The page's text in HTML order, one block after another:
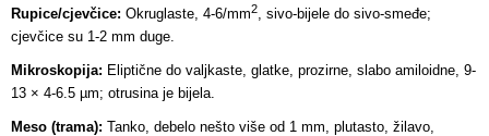
Rupice/cjevčice: Okruglaste, 4-6/mm2, sivo-bijele do sivo-smeđe;
cjevčice su 1-2 mm duge.
Mikroskopija: Eliptične do valjkaste, glatke, prozirne, slabo amiloidne, 9-
13 × 4-6.5 µm; otrusina je bijela.
Meso (trama): Tanko, debelo nešto više od 1 mm, plutasto, žilavo,